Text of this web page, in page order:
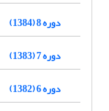
دوره 8 (1384)
دوره 7 (1383)
دوره 6 (1382)